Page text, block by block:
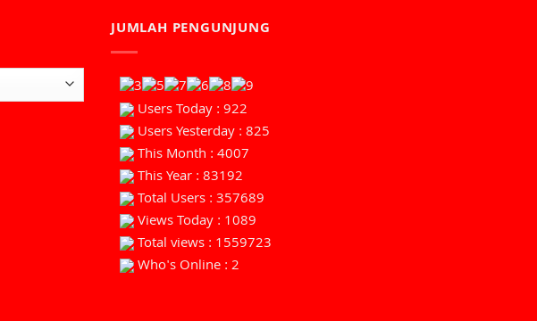
JUMLAH PENGUNJUNG
Users Today : 922
Users Yesterday : 825
This Month : 4007
This Year : 83192
Total Users : 357689
Views Today : 1089
Total views : 1559723
Who's Online : 2